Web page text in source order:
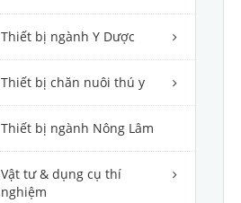
Thiết bị ngành Y Dược
Thiết bị chăn nuôi thú y
Thiết bị ngành Nông Lâm
Vật tư & dụng cụ thí
nghiệm